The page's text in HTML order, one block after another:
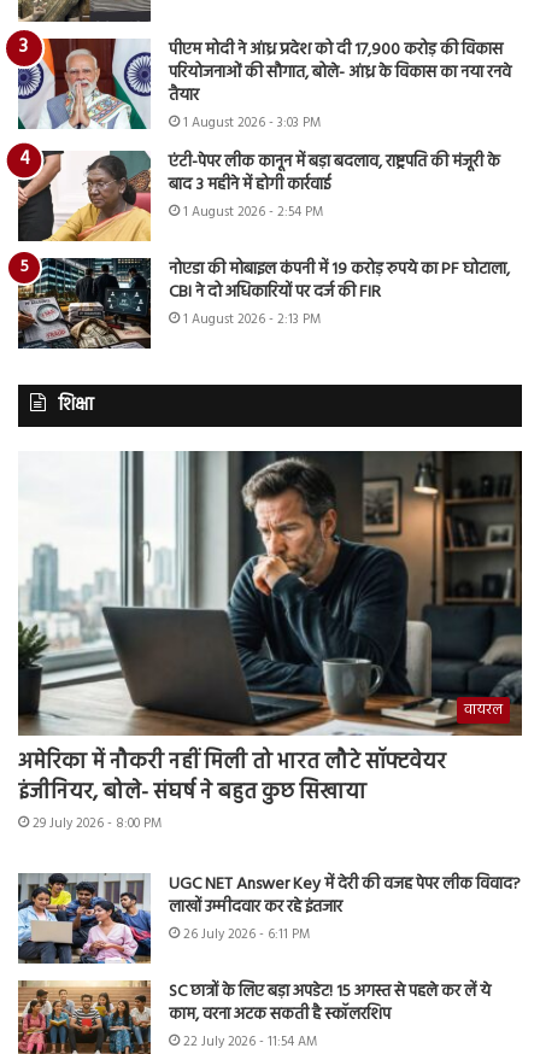
पीएम मोदी ने आंध्र प्रदेश को दी 17,900 करोड़ की विकास
परियोजनाओं की सौगात, बोले- आंध्र के विकास का नया रनवे
तैयार
1 August 2026 - 3:03 PM
एंटी-पेपर लीक कानून में बड़ा बदलाव, राष्ट्रपति की मंजूरी के
बाद 3 महीने में होगी कार्रवाई
1 August 2026 - 2:54 PM
नोएडा की मोबाइल कंपनी में 19 करोड़ रुपये का PF घोटाला,
CBI ने दो अधिकारियों पर दर्ज की FIR
1 August 2026 - 2:13 PM
शिक्षा
वायरल
अमेरिका में नौकरी नहीं मिली तो भारत लौटे सॉफ्टवेयर
इंजीनियर, बोले- संघर्ष ने बहुत कुछ सिखाया
29 July 2026 - 8:00 PM
UGC NET Answer Key में देरी की वजह पेपर लीक विवाद?
लाखों उम्मीदवार कर रहे इंतजार
26 July 2026 - 6:11 PM
SC छात्रों के लिए बड़ा अपडेट! 15 अगस्त से पहले कर लें ये
काम, वरना अटक सकती है स्कॉलरशिप
22 July 2026 - 11:54 AM